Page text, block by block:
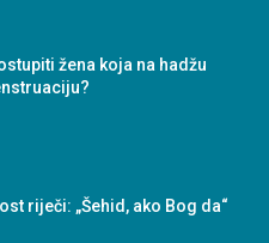
žena koja na hadžu
riječi: „Šehid, ako Bog da“